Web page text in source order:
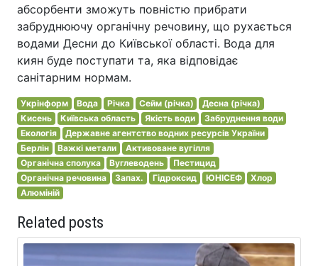
абсорбенти зможуть повністю прибрати
забруднюючу органічну речовину, що рухається
водами Десни до Київської області. Вода для
киян буде поступати та, яка відповідає
санітарним нормам.
Укрінформ Вода Річка Сейм (річка)
Десна (річка)
Кисень
Київська область Якість води
Забруднення води
Екологія
Державне агентство водних ресурсів України
Берлін
Важкі метали
Активоване вугілля
Органічна сполука
Вуглеводень
Пестицид
Органічна речовина
Запах. Гідроксид ЮНІСЕФ
Хлор
Алюміній
Related posts